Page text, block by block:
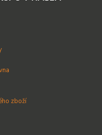
zboží